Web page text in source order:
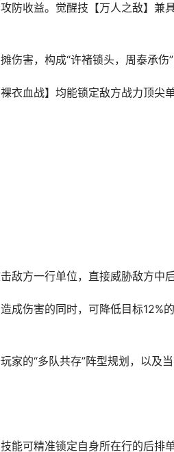
防收益。觉醒技【万人之敌】兼
害，构成“许褚锁头，周泰承伤”
血战】均能锁定敌方战力顶尖
方一行单位，直接威胁敌方中后
伤害的同时，可降低目标12%
的“多队共存”阵型规划，以及当
可精准锁定自身所在行的后排